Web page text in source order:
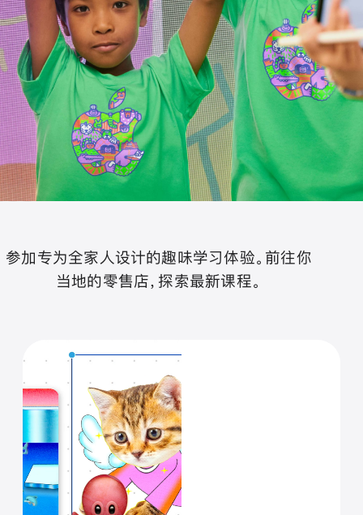
参加专为全家人设计的趣味学习体验。前往你
当地的零售店，探索最新课程。